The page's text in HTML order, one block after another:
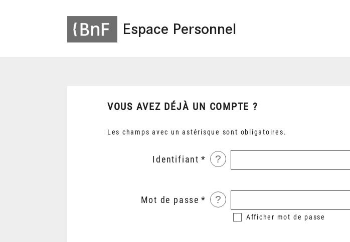
Espace Personnel
VOUS AVEZ DÉJÀ UN COMPTE ?
Les champs avec un astérisque sont obligatoires.
Identifiant ?
Mot de passe ?
Afficher mot de passe